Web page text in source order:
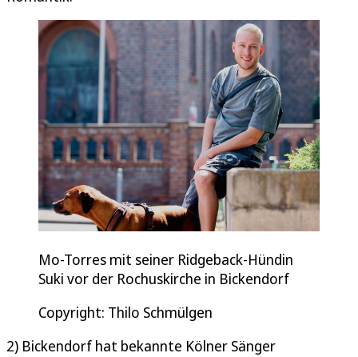
Mo-Torres mit seiner Ridgeback-Hündin
Suki vor der Rochuskirche in Bickendorf
Copyright: Thilo Schmülgen
2) Bickendorf hat bekannte Kölner Sänger